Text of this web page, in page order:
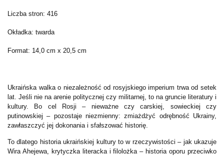
Liczba stron: 416
Okładka: twarda
Format: 14,0 cm x 20,5 cm
Ukraińska walka o niezależność od rosyjskiego imperium trwa od setek
lat. Jeśli nie na arenie politycznej czy militarnej, to na gruncie literatury i
kultury. Bo cel Rosji – nieważne czy carskiej, sowieckiej czy
putinowskiej – pozostaje niezmienny: zmiażdżyć odrębność Ukrainy,
zawłaszczyć jej dokonania i sfałszować historię.
To dlatego historia ukraińskiej kultury to w rzeczywistości – jak ukazuje
Wira Ahejewa, krytyczka literacka i filolożka – historia oporu przeciwko